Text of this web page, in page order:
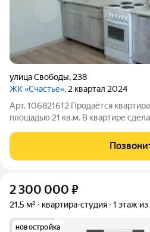
улица Свободы, 238
ЖК «Счастье», 2 квартал 2024
Арт. 106821612 Продаётся
площадью 21 кв.м. В квартире
всё, что на фото. 1 собственник.
Дом блочный, 2024
2 300 000 ₽
21,5 м² квартира-студия 1 этаж из
новостройка